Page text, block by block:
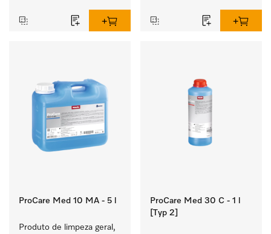
ProCare Med 10 MA - 5 l
Produto de limpeza geral,
ProCare Med 30 C - 1 l
[Typ 2]